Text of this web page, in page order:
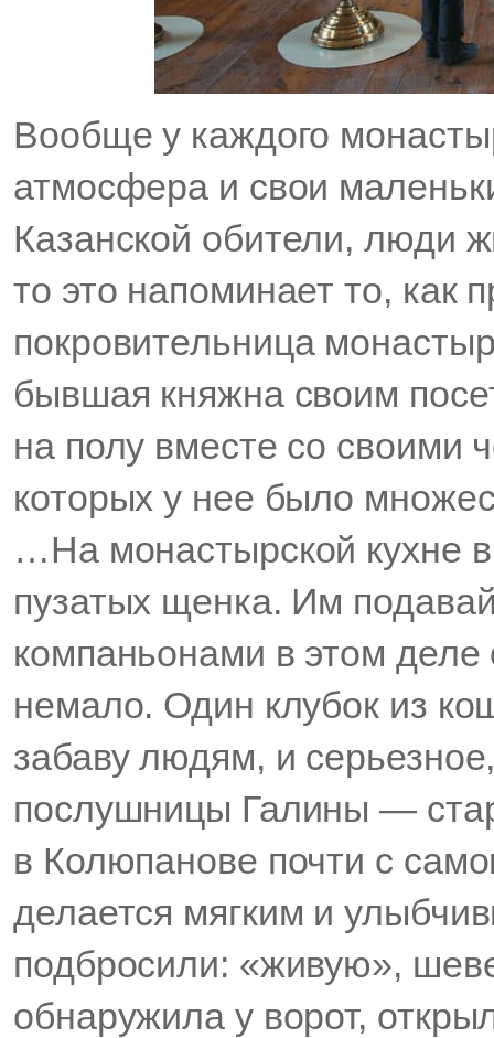
Вообще у каждого
атмосфера и свои
Казанской обители, люди
то это напоминает то, как
покровительница
бывшая княжна своим
на полу вместе со своими
которых у нее было
…На монастырской кухне
пузатых щенка. Им
компаньонами в этом
немало. Один клубок из
забаву людям, и
послушницы Галины —
в Колюпанове почти с
делается мягким и
подбросили: «живую»,
обнаружила у ворот,